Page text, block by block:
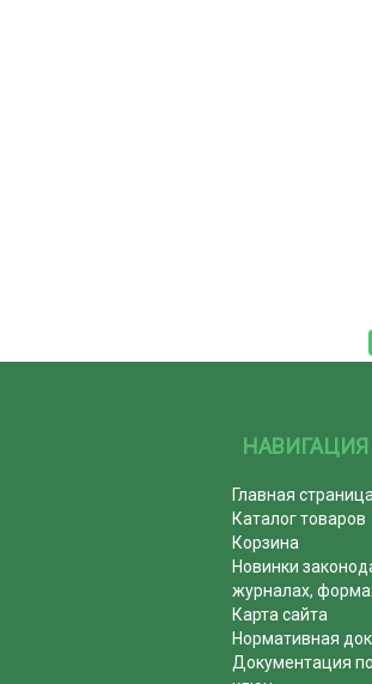
НАВИГАЦИЯ
Главная страница
Каталог товаров
Корзина
Новинки
журналах,
Карта сайта
Нормативная
Документация